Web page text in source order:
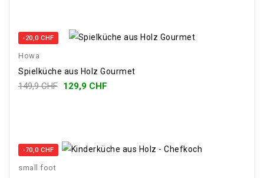
-20,0 CHF
Howa
Spielküche aus Holz Gourmet
149,9 CHF 129,9 CHF
-70,0 CHF
small foot